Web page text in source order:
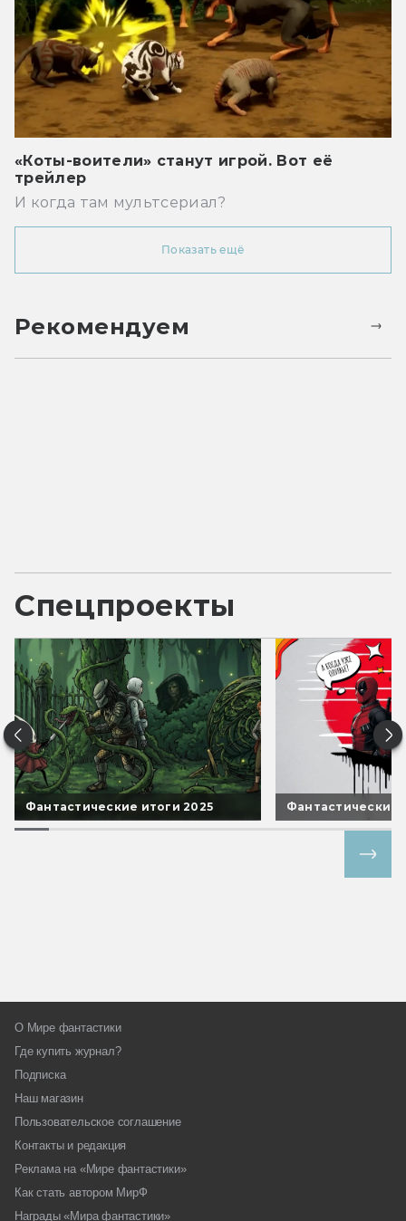
«Коты-воители» станут игрой. Вот её
трейлер
И когда там мультсериал?
Показать ещё
Рекомендуем
Спецпроекты
Фантастические итоги 2025 Фантастические
О Мире фантастики
Где купить журнал?
Подписка
Наш магазин
Пользовательское соглашение
Контакты и редакция
Реклама на «Мире фантастики»
Как стать автором МирФ
Награды «Мира фантастики»